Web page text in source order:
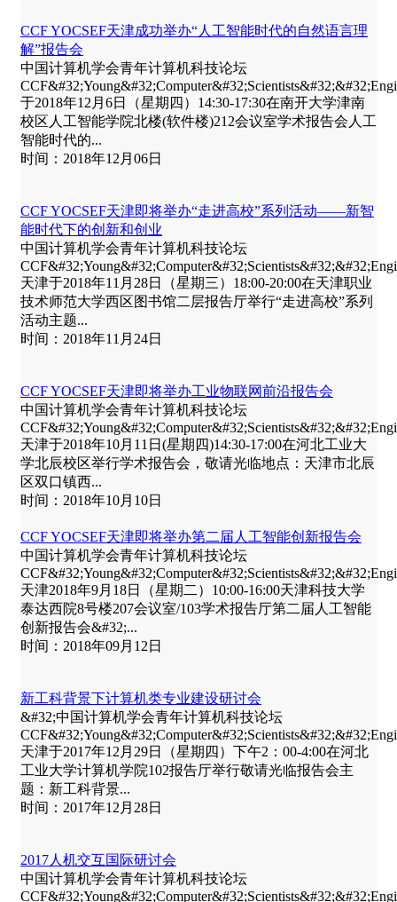
CCF YOCSEF天津成功举办“人工智能时代的自然语言理
解”报告会
中国计算机学会青年计算机科技论坛
于2018年12月6日（星期四）14:30-17:30在南开大学津南
校区人工智能学院北楼(软件楼)212会议室学术报告会人工
智能时代的...
时间：2018年12月06日
CCF YOCSEF天津即将举办“走进高校”系列活动——新智
能时代下的创新和创业
中国计算机学会青年计算机科技论坛
天津于2018年11月28日（星期三）18:00-20:00在天津职业
技术师范大学西区图书馆二层报告厅举行“走进高校”系列
活动主题...
时间：2018年11月24日
CCF YOCSEF天津即将举办工业物联网前沿报告会
中国计算机学会青年计算机科技论坛
天津于2018年10月11日(星期四)14:30-17:00在河北工业大
学北辰校区举行学术报告会，敬请光临地点：天津市北辰
区双口镇西...
时间：2018年10月10日
CCF YOCSEF天津即将举办第二届人工智能创新报告会
中国计算机学会青年计算机科技论坛
天津2018年9月18日（星期二）10:00-16:00天津科技大学
泰达西院8号楼207会议室/103学术报告厅第二届人工智能
创新报告会&#32;...
时间：2018年09月12日
新工科背景下计算机类专业建设研讨会
&#32;中国计算机学会青年计算机科技论坛
天津于2017年12月29日（星期四）下午2：00-4:00在河北
工业大学计算机学院102报告厅举行敬请光临报告会主
题：新工科背景...
时间：2017年12月28日
2017人机交互国际研讨会
中国计算机学会青年计算机科技论坛